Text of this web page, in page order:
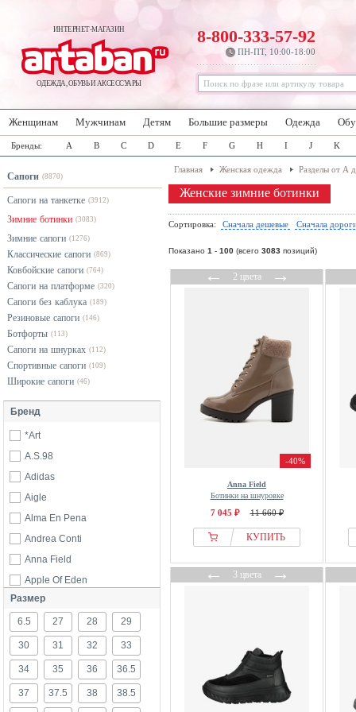
ИНТЕРНЕТ-МАГАЗИН
ОДЕЖДА, ОБУВЬ И АКСЕССУАРЫ
8-800-333-57-92
ПН-ПТ, 10:00-18:00
Женщинам Мужчинам Детям Большие размеры Одежда
Бренды: A B C D E F G H I J K
Сапоги (8870)
Сапоги на танкетке (3912)
Зимние ботинки (3083)
Зимние сапоги (1276)
Классические сапоги (869)
Ковбойские сапоги (764)
Сапоги на платформе (320)
Сапоги без каблука (189)
Резиновые сапоги (146)
Ботфорты (113)
Сапоги на шнурках (112)
Спортивные сапоги (109)
Широкие сапоги (46)
Бренд
*Art
A.S.98
Adidas
Aigle
Alma En Pena
Andrea Conti
Anna Field
Apple Of Eden
Ara
Ariat
ARKK Copenhagen
Armani Exchange
Asportuguesas
Australia Luxe Collective
Размер
6.5 27 28 29
30 31 32 33
34 35 36 36.5
37 37.5 38 38.5
Главная Женская одежда Разделы от А
Женские зимние ботинки
Сортировка: Сначала дешевые Сначала
Показано 1 - 100 (всего 3083 позиций)
←2 цвета→
-40%
Anna Field
Ботинки на шнуровке
7 045 ₽ 11 660 ₽
КУПИТЬ
←3 цвета→